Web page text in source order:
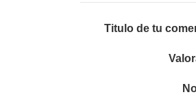
Titulo de tu